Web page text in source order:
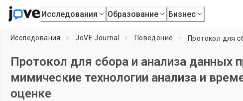
Исследования Образование Бизнес
Исследования JoVE Journal Поведение
Протокол для сбора и анализа данных
мимические технологии анализа и
оценке